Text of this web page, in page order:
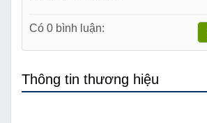
Có 0 bình luận:
Thông tin thương hiệu